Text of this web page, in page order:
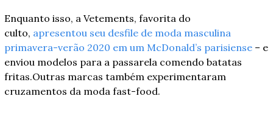
Enquanto isso, a Vetements, favorita do
culto, apresentou seu desfile de moda masculina
primavera-verão 2020 em um McDonald’s parisiense – e
enviou modelos para a passarela comendo batatas
fritas.Outras marcas também experimentaram
cruzamentos da moda fast-food.